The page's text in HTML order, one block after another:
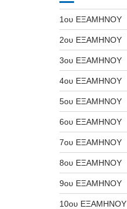
1ου ΕΞΑΜΗΝΟΥ
2ου ΕΞΑΜΗΝΟΥ
3ου ΕΞΑΜΗΝΟΥ
4ου ΕΞΑΜΗΝΟΥ
5ου ΕΞΑΜΗΝΟΥ
6ου ΕΞΑΜΗΝΟΥ
7ου ΕΞΑΜΗΝΟΥ
8ου ΕΞΑΜΗΝΟΥ
9ου ΕΞΑΜΗΝΟΥ
10ου ΕΞΑΜΗΝΟΥ